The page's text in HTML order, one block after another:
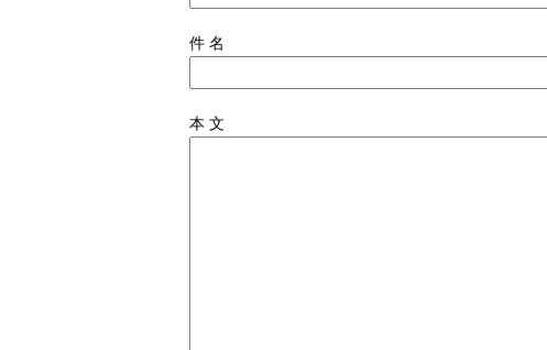
件 名
本 文